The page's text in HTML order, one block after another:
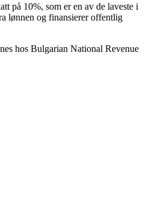
på 10%, som er en av de laveste i
lønnen og finansierer offentlig
hos Bulgarian National Revenue